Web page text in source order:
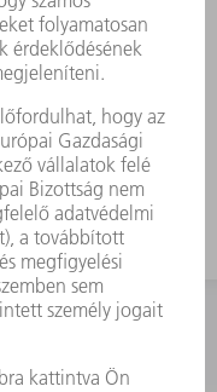
gépeihez